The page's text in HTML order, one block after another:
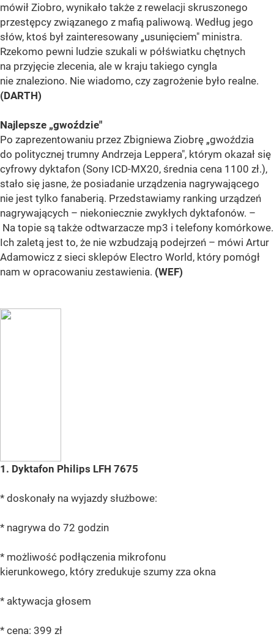
mówił Ziobro, wynikało także z rewelacji skruszonego
przestępcy związanego z mafią paliwową. Według jego
słów, ktoś był zainteresowany „usunięciem" ministra.
Rzekomo pewni ludzie szukali w półświatku chętnych
na przyjęcie zlecenia, ale w kraju takiego cyngla
nie znaleziono. Nie wiadomo, czy zagrożenie było realne.
(DARTH)
Najlepsze „gwoździe"
Po zaprezentowaniu przez Zbigniewa Ziobrę „gwoździa
do politycznej trumny Andrzeja Leppera", którym okazał się
cyfrowy dyktafon (Sony ICD-MX20, średnia cena 1100 zł.),
stało się jasne, że posiadanie urządzenia nagrywającego
nie jest tylko fanaberią. Przedstawiamy ranking urządzeń
nagrywających – niekoniecznie zwykłych dyktafonów. –
Na topie są także odtwarzacze mp3 i telefony komórkowe.
Ich zaletą jest to, że nie wzbudzają podejrzeń – mówi Artur
Adamowicz z sieci sklepów Electro World, który pomógł
nam w opracowaniu zestawienia. (WEF)
1. Dyktafon Philips LFH 7675
* doskonały na wyjazdy służbowe:
* nagrywa do 72 godzin
* możliwość podłączenia mikrofonu
kierunkowego, który zredukuje szumy zza okna
* aktywacja głosem
* cena: 399 zł